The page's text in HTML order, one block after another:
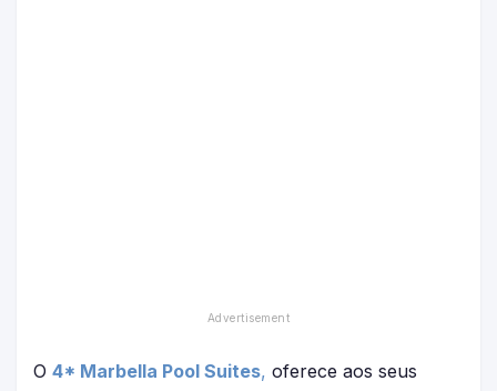
O 4* Marbella Pool Suites, oferece aos seus